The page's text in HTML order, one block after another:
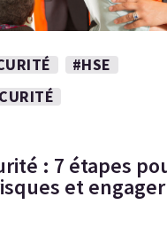
#HSE
: 7 étapes
et